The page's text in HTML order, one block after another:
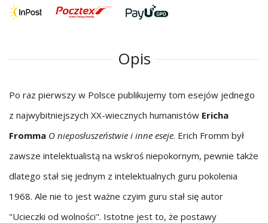
Opis
Po raz pierwszy w Polsce publikujemy tom esejów jednego
z najwybitniejszych XX-wiecznych humanistów Ericha
Fromma O nieposłuszeństwie i inne eseje. Erich Fromm był
zawsze intelektualistą na wskroś niepokornym, pewnie także
dlatego stał się jednym z intelektualnych guru pokolenia
1968. Ale nie to jest ważne czyim guru stał się autor
"Ucieczki od wolności". Istotne jest to, że postawy